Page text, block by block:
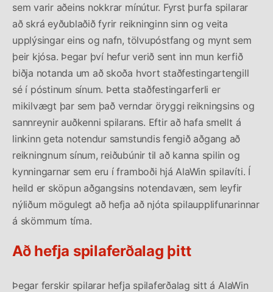
sem varir aðeins nokkrar mínútur. Fyrst þurfa spilarar
að skrá eyðublaðið fyrir reikninginn sinn og veita
upplýsingar eins og nafn, tölvupóstfang og mynt sem
þeir kjósa. Þegar því hefur verið sent inn mun kerfið
biðja notanda um að skoða hvort staðfestingartengill
sé í póstinum sínum. Þetta staðfestingarferli er
mikilvægt þar sem það verndar öryggi reikningsins og
sannreynir auðkenni spilarans. Eftir að hafa smellt á
linkinn geta notendur samstundis fengið aðgang að
reikningnum sínum, reiðubúnir til að kanna spilin og
kynningarnar sem eru í framboði hjá AlaWin spilavíti. Í
heild er sköpun aðgangsins notendavæn, sem leyfir
nýliðum mögulegt að hefja að njóta spilaupplifunarinnar
á skömmum tíma.
Að hefja spilaferðalag þitt
Þegar ferskir spilarar hefja spilaferðalag sitt á AlaWin